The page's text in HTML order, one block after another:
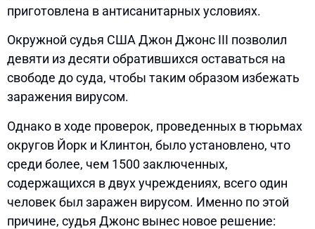
приготовлена в антисанитарных условиях.
Окружной судья США Джон Джонс III позволил
девяти из десяти обратившихся оставаться на
свободе до суда, чтобы таким образом избежать
заражения вирусом.
Однако в ходе проверок, проведенных в тюрьмах
округов Йорк и Клинтон, было установлено, что
среди более, чем 1500 заключенных,
содержащихся в двух учреждениях, всего один
человек был заражен вирусом. Именно по этой
причине, судья Джонс вынес новое решение: